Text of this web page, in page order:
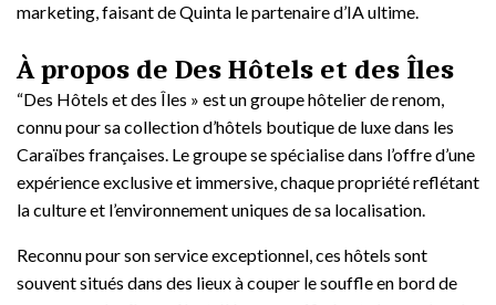
marketing, faisant de Quinta le partenaire d’IA ultime.
À propos de Des Hôtels et des Îles
“Des Hôtels et des Îles » est un groupe hôtelier de renom,
connu pour sa collection d’hôtels boutique de luxe dans les
Caraïbes françaises. Le groupe se spécialise dans l’offre d’une
expérience exclusive et immersive, chaque propriété reflétant
la culture et l’environnement uniques de sa localisation.
Reconnu pour son service exceptionnel, ces hôtels sont
souvent situés dans des lieux à couper le souffle en bord de